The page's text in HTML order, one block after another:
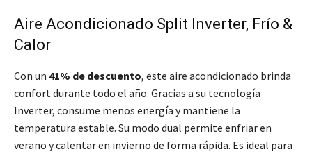
Aire Acondicionado Split Inverter, Frío &
Calor
Con un 41% de descuento, este aire acondicionado brinda
confort durante todo el año. Gracias a su tecnología
Inverter, consume menos energía y mantiene la
temperatura estable. Su modo dual permite enfriar en
verano y calentar en invierno de forma rápida. Es ideal para